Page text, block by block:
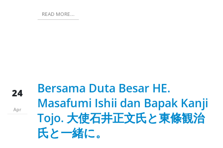
READ MORE...
24
Apr
Bersama Duta Besar HE.
Masafumi Ishii dan Bapak Kanji
Tojo. 大使石井正文氏と東條観治
氏と一緒に。